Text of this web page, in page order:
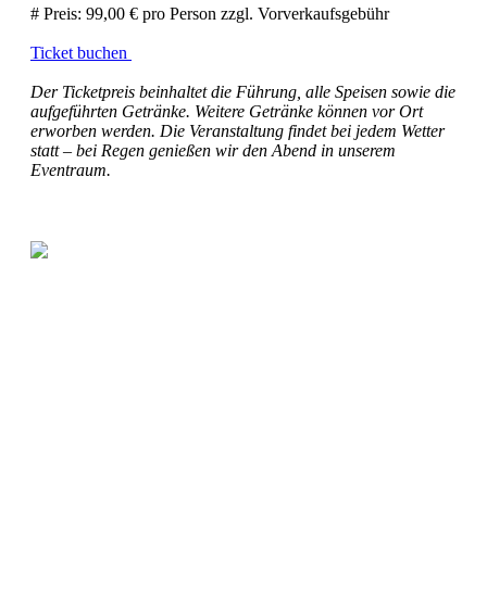
# Preis: 99,00 € pro Person zzgl. Vorverkaufsgebühr
Ticket buchen
Der Ticketpreis beinhaltet die Führung, alle Speisen sowie die
aufgeführten Getränke. Weitere Getränke können vor Ort
erworben werden. Die Veranstaltung findet bei jedem Wetter
statt – bei Regen genießen wir den Abend in unserem
Eventraum.